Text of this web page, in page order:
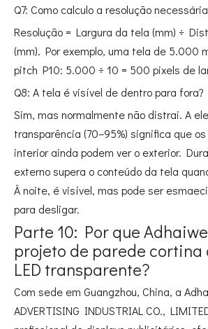
Q7: Como calculo a resolução
Resolução = Largura da tela (mm) ÷
(mm). Por exemplo, uma tela de 5.000
pitch P10: 5.000 ÷ 10 = 500 pixels de
Q8: A tela é visível de dentro para fora?
Sim, mas normalmente não distrai. A
transparência (70–95%) significa que
interior ainda podem ver o exterior.
externo supera o conteúdo da tela
À noite, é visível, mas pode ser
para desligar.
Parte 10: Por que
projeto de parede cortina
LED transparente?
Com sede em Guangzhou, China, a
ADVERTISING INDUSTRIAL CO.,